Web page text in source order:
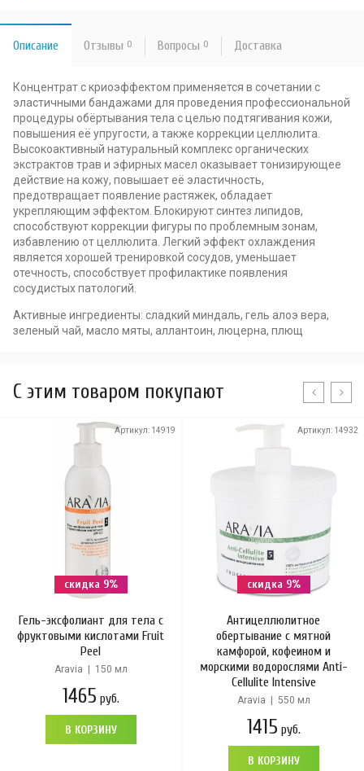
Описание Отзывы 0 Вопросы 0 Доставка
Концентрат с криоэффектом применяется в сочетании с
эластичными бандажами для проведения профессиональной
процедуры обёртывания тела с целью подтягивания кожи,
повышения её упругости, а также коррекции целлюлита.
Высокоактивный натуральный комплекс органических
экстрактов трав и эфирных масел оказывает тонизирующее
действие на кожу, повышает её эластичность,
предотвращает появление растяжек, обладает
укрепляющим эффектом. Блокируют синтез липидов,
способствуют коррекции фигуры по проблемным зонам,
избавлению от целлюлита. Легкий эффект охлаждения
является хорошей тренировкой сосудов, уменьшает
отечность, способствует профилактике появления
сосудистых патологий.
Активные ингредиенты: сладкий миндаль, гель алоэ вера,
зеленый чай, масло мяты, аллантоин, люцерна, плющ
C этим товаром покупают
Артикул: 14919
скидка 9%
Гель-эксфолиант для тела с
фруктовыми кислотами Fruit
Peel
Aravia | 150 мл
1465 руб.
В КОРЗИНУ
Артикул: 14932
скидка 9%
Антицеллюлитное
обертывание с мятной
камфорой, кофеином и
морскими водорослями Anti-
Cellulite Intensive
Aravia | 550 мл
1415 руб.
В КОРЗИНУ